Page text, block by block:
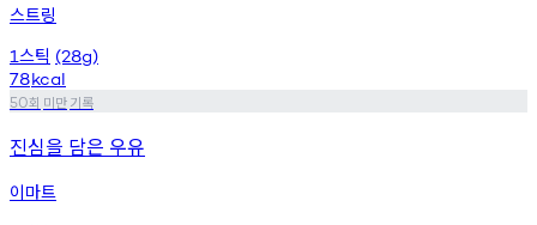
스트링
1스틱 (28g)
78kcal
50회 미만기록
진심을 담은 우유
이마트